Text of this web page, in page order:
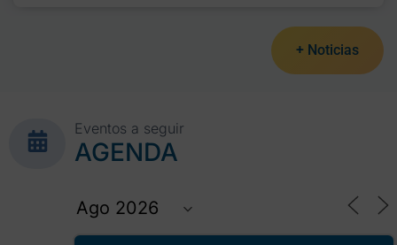
+ Noticias
Eventos a seguir
AGENDA